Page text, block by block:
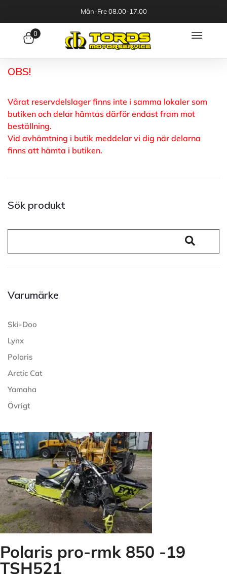
Mån-Fre 08.00-17.00
0
OBS!
Vårat reservdelslager finns inte i samma lokaler som
butiken och delar hämtas därför endast fram mot
beställning.
Vid avhämtning i butik meddelar vi dig när delarna
finns att hämta i butiken.
Sök produkt
Varumärke
Ski-Doo
Lynx
Polaris
Arctic Cat
Yamaha
Övrigt
Polaris pro-rmk 850 -19
TSH521